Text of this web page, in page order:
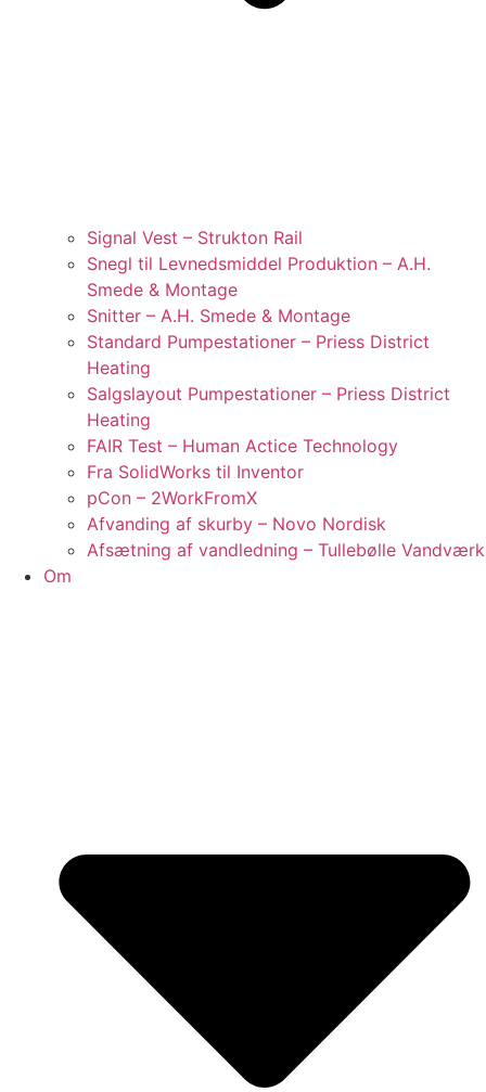
Signal Vest – Strukton Rail
Snegl til Levnedsmiddel Produktion – A.H.
Smede & Montage
Snitter – A.H. Smede & Montage
Standard Pumpestationer – Priess District
Heating
Salgslayout Pumpestationer – Priess District
Heating
FAIR Test – Human Actice Technology
Fra SolidWorks til Inventor
pCon – 2WorkFromX
Afvanding af skurby – Novo Nordisk
Afsætning af vandledning – Tullebølle Vandværk
Om